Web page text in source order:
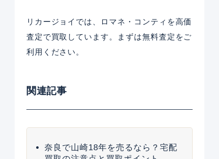
リカージョイでは、ロマネ・コンティを高価
査定で買取しています。まずは無料査定をご
利用ください。
関連記事
奈良で山崎18年を売るなら？宅配